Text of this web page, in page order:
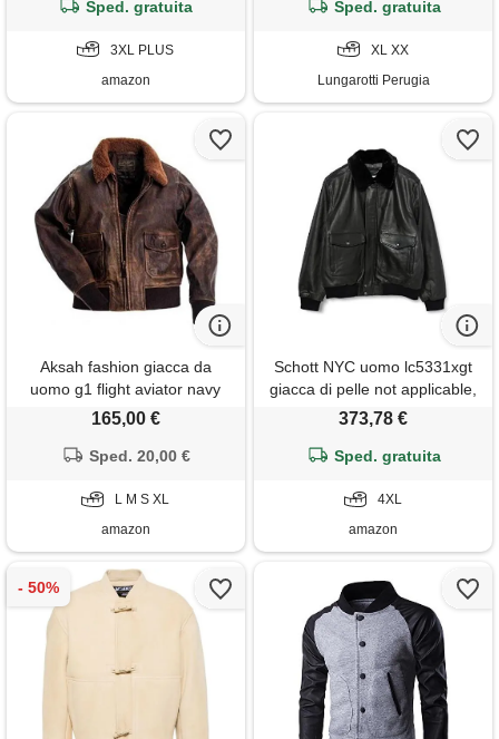
Sped. gratuita
3XL PLUS
amazon
Sped. gratuita
XL XX
Lungarotti Perugia
Aksah fashion giacca da
uomo g1 flight aviator navy
bomber in pelle marrone
165,00 €
Sped. 20,00 €
L M S XL
amazon
Schott NYC uomo lc5331xgt
giacca di pelle not applicable,
ant. Black, 4x-large
373,78 €
Sped. gratuita
4XL
amazon